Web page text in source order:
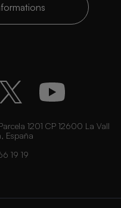
1201 CP 12600 La Vall
España
19 19